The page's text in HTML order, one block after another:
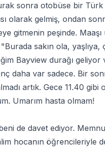
sonra otobüse bir Türk
olarak gelmiş, ondan
gitmenin peşinde. Maaşı
sakın ola,
Bayview durağı
daha var sadece. Bir
artık. Gece 11.40 gibi
Umarım hasta olmam!
de davet ediyor.
hocanın öğrencileriyle